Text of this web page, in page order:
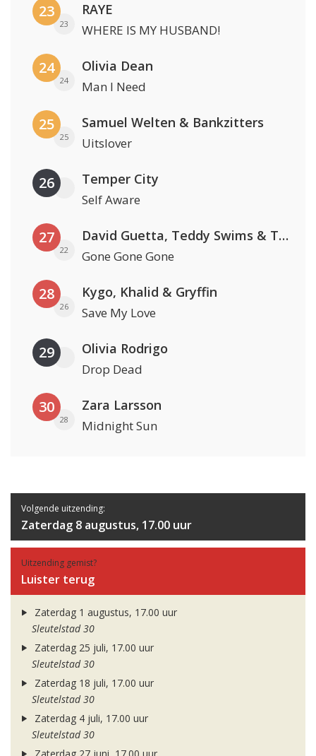
23
23
RAYE
WHERE IS MY HUSBAND!
24
24
Olivia Dean
Man I Need
25
25
Samuel Welten & Bankzitters
Uitslover
26 Temper City
Self Aware
27
22
David Guetta, Teddy Swims & Tones And I
Gone Gone Gone
28
26
Kygo, Khalid & Gryffin
Save My Love
29 Olivia Rodrigo
Drop Dead
30
28
Zara Larsson
Midnight Sun
Volgende uitzending:
Zaterdag 8 augustus, 17.00 uur
Uitzending gemist?
Luister terug
Zaterdag 1 augustus, 17.00 uur
Sleutelstad 30
Zaterdag 25 juli, 17.00 uur
Sleutelstad 30
Zaterdag 18 juli, 17.00 uur
Sleutelstad 30
Zaterdag 4 juli, 17.00 uur
Sleutelstad 30